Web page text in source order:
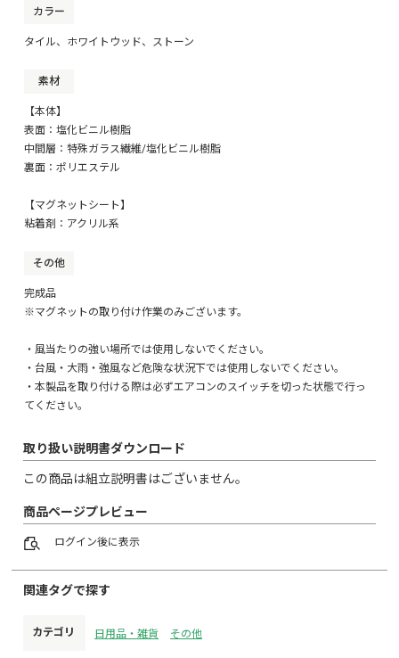
カラー
タイル、ホワイトウッド、ストーン
素材
【本体】
表面：塩化ビニル樹脂
中間層：特殊ガラス繊維/塩化ビニル樹脂
裏面：ポリエステル
【マグネットシート】
粘着剤：アクリル系
その他
完成品
※マグネットの取り付け作業のみございます。
・風当たりの強い場所では使用しないでください。
・台風・大雨・強風など危険な状況下では使用しないでください。
・本製品を取り付ける際は必ずエアコンのスイッチを切った状態で行っ
てください。
取り扱い説明書ダウンロード
この商品は組立説明書はございません。
商品ページプレビュー
ログイン後に表示
関連タグで探す
カテゴリ 日用品・雑貨 その他